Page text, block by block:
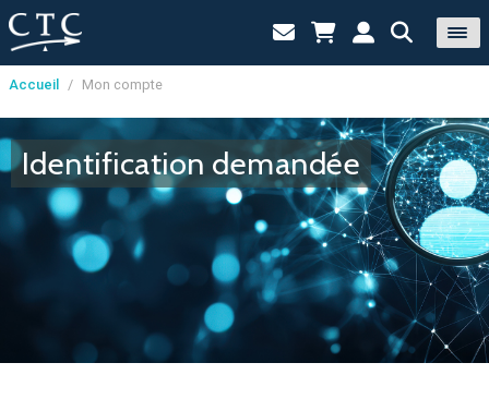
Panneau de gestion des cookies
Accueil / Mon compte
Identification demandée